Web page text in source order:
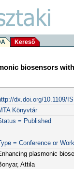
Kereső
biosensors
dx.doi.org/10.1109/
Könyvtár
= Published
= Conference or
plasmonic
Attila